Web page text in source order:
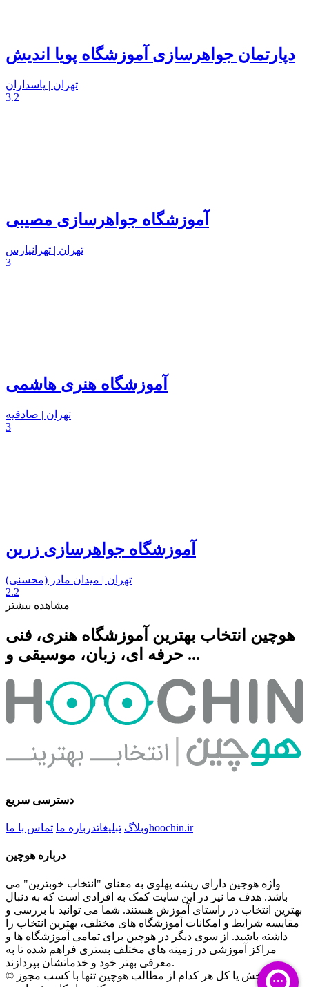
دپارتمان جواهرسازی آموزشگاه پویا اندیش
تهران | پاسداران
3.2
آموزشگاه جواهرسازی مصیبی
تهران | تهرانپارس
3
آموزشگاه هنری هاشمی
تهران | صادقیه
3
آموزشگاه جواهرسازی زرین
تهران | میدان مادر (محسنی)
2.2
مشاهده بیشتر
هوچین انتخاب بهترین آموزشگاه هنری، فنی
حرفه ای، زبان، موسیقی و ...
دسترسی سریع
وبلاگ تبلیغاتدرباره ما تماس با ما hoochin.ir
درباره هوچین
واژه هوچین دارای ریشه پهلوی به معنای "انتخاب خوبترین" می
باشد. هدف ما نیز در این سایت کمک به افرادی است که به دنبال
بهترین انتخاب در راستای آموزش هستند. شما می توانید با بررسی و
مقایسه شرایط و امکانات آموزشگاه های مختلف، بهترین انتخاب را
داشته باشید. از سوی دیگر در هوچین برای تمامی آموزشگاه ها و
مراکز آموزشی در زمینه های مختلف بستری فراهم شده تا به
معرفی بهتر خود و خدماتشان بپردازند.
© کپی بخش یا کل هر کدام از مطالب هوچین تنها با کسب مجوز